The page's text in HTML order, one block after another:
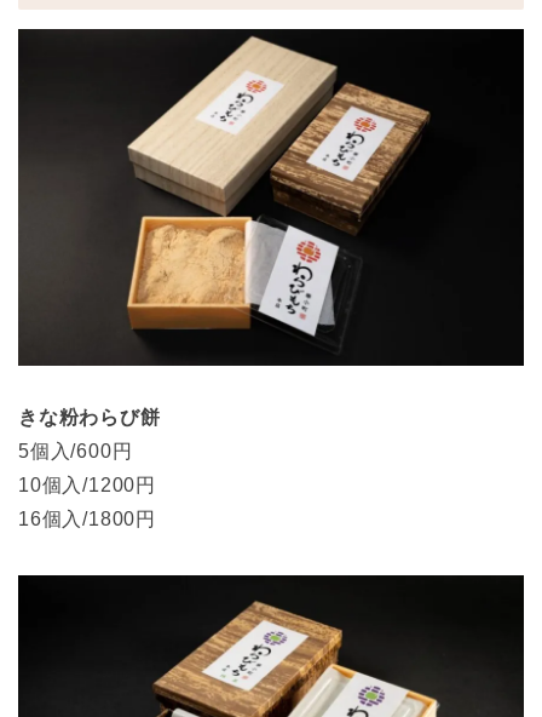
きな粉わらび餅
5個入/600円
10個入/1200円
16個入/1800円